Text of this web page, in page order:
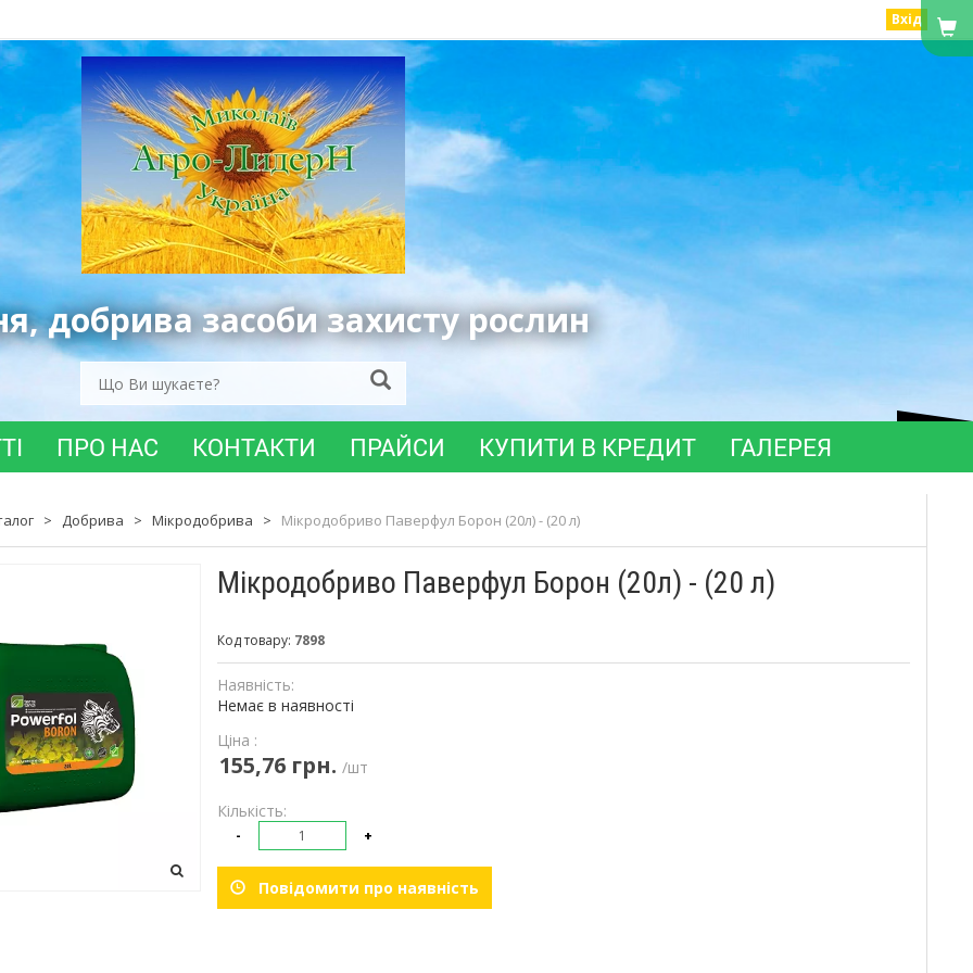
Вхід
добрива засоби захисту рослин
ПРО НАС КОНТАКТИ ПРАЙСИ КУПИТИ В КРЕДИТ ГАЛЕРЕЯ
> Добрива > Мікродобрива > Мікродобриво Паверфул Борон (20л) - (20 л)
Мікродобриво Паверфул Борон (20л) - (20 л)
Код товару: 7898
Наявність:
Немає в наявності
Ціна :
155,76 грн. /шт
Кількість:
- +
Повідомити про наявність